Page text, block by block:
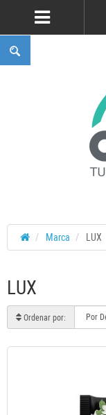
Marca LUX
LUX
Ordenar por: